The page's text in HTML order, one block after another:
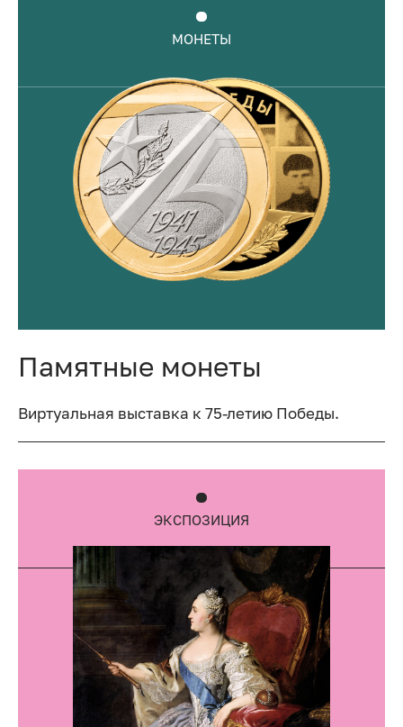
МОНЕТЫ
Памятные монеты
Виртуальная выставка к 75-летию Победы.
ЭКСПОЗИЦИЯ